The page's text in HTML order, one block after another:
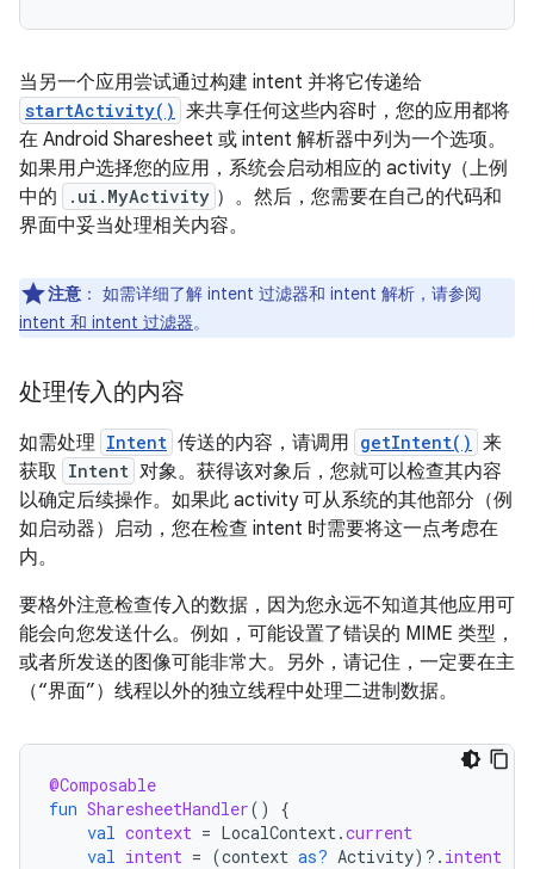
当另一个应用尝试通过构建 intent 并将它传递给
startActivity() 来共享任何这些内容时，您的应用都将
在 Android Sharesheet 或 intent 解析器中列为一个选项。
如果用户选择您的应用，系统会启动相应的 activity（上例
中的
.ui.MyActivity ）。然后，您需要在自己的代码和
界面中妥当处理相关内容。
注意 ： 如需详细了解 intent 过滤器和 intent 解析，请参阅
intent 和 intent 过滤器。
处理传入的内容
如需处理 Intent 传送的内容，请调用 getIntent() 来
获取 Intent 对象。获得该对象后，您就可以检查其内容
以确定后续操作。如果此 activity 可从系统的其他部分（例
如启动器）启动，您在检查 intent 时需要将这一点考虑在
内。
要格外注意检查传入的数据，因为您永远不知道其他应用可
能会向您发送什么。例如，可能设置了错误的 MIME 类型，
或者所发送的图像可能非常大。另外，请记住，一定要在主
（“界面”）线程以外的独立线程中处理二进制数据。
@Composable
fun SharesheetHandler()
{
val context = LocalContext.current
val intent = (context as? Activity) ?. intent